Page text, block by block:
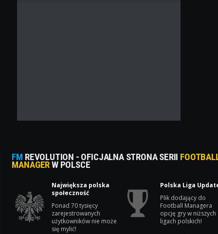
FM REVOLUTION - OFICJALNA STRONA SERII
MANAGERW POLSCE
Największa polska
społeczność
Ponad 70 tysięcy
zarejestrowanych
użytkowników nie może
się mylić!
Polska Liga
Plik dodający do
Football Managera
opcję gry w niższych
ligach polskich!